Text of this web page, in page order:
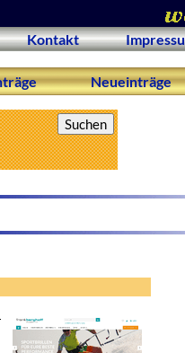
Kontakt
Neueinträge